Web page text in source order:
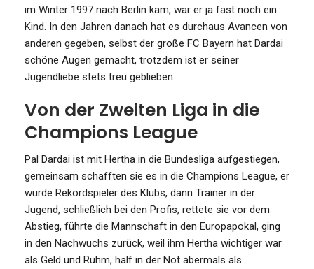
im Winter 1997 nach Berlin kam, war er ja fast noch ein
Kind. In den Jahren danach hat es durchaus Avancen von
anderen gegeben, selbst der große FC Bayern hat Dardai
schöne Augen gemacht, trotzdem ist er seiner
Jugendliebe stets treu geblieben.
Von der Zweiten Liga in die
Champions League
Pal Dardai ist mit Hertha in die Bundesliga aufgestiegen,
gemeinsam schafften sie es in die Champions League, er
wurde Rekordspieler des Klubs, dann Trainer in der
Jugend, schließlich bei den Profis, rettete sie vor dem
Abstieg, führte die Mannschaft in den Europapokal, ging
in den Nachwuchs zurück, weil ihm Hertha wichtiger war
als Geld und Ruhm, half in der Not abermals als